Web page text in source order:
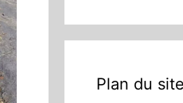
Plan du site